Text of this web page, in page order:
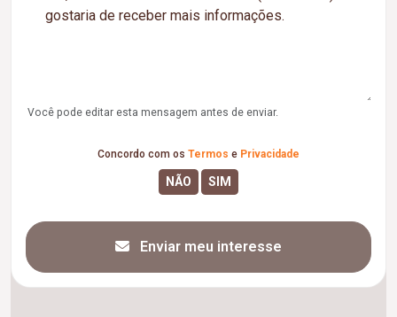
Você pode editar esta mensagem antes de enviar.
Concordo com os Termos e Privacidade
Enviar meu interesse